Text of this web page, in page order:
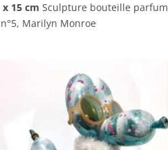
x 15 cm Sculpture bouteille parfum
Marilyn Monroe